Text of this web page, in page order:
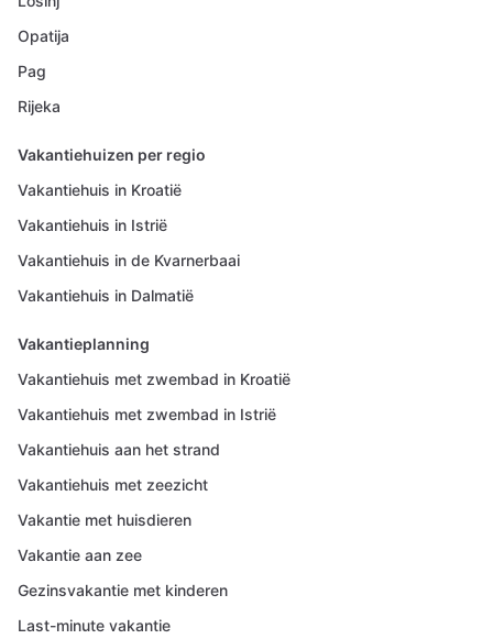
Opatija
Pag
Rijeka
Vakantiehuizen per regio
Vakantiehuis in Kroatië
Vakantiehuis in Istrië
Vakantiehuis in de Kvarnerbaai
Vakantiehuis in Dalmatië
Vakantieplanning
Vakantiehuis met zwembad in Kroatië
Vakantiehuis met zwembad in Istrië
Vakantiehuis aan het strand
Vakantiehuis met zeezicht
Vakantie met huisdieren
Vakantie aan zee
Gezinsvakantie met kinderen
Last-minute vakantie